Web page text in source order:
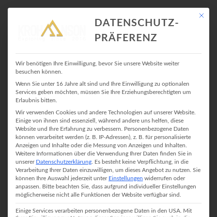
KLETTERSTEIG
TOURENBERICHT
TEGELBERGSTEIG KLETTERSTEIG
18. Juni 2017InKlettersteig No Comment
Der Tegelbergsteig. Sagenumwoben und Erfurchtsgebietend. Viel
hat man gehört über ihn: „Jedes Wochenende fischt die Bergrettung
jemanden aus dem Steig.“ „Eigentlich ein Kategorie D Steig.“ „Nix für
Mit
DATENSCHUTZ-
PRÄFERENZ
Wir benötigen Ihre Einwilligung, bevor Sie unsere Website weiter
besuchen können.
Wenn Sie unter 16 Jahre alt sind und Ihre Einwilligung zu optionalen
Services geben möchten, müssen Sie Ihre Erziehungsberechtigten um
Erlaubnis bitten.
Wir verwenden Cookies und andere Technologien auf unserer Website.
Einige von ihnen sind essenziell, während andere uns helfen, diese
Website und Ihre Erfahrung zu verbessern.
Personenbezogene Daten
können verarbeitet werden (z. B. IP-Adressen), z. B. für personalisierte
Anzeigen und Inhalte oder die Messung von Anzeigen und Inhalten.
Weitere Informationen über die Verwendung Ihrer Daten finden Sie in
unserer Datenschutzerklärung Es besteht keine Verpflichtung, in die
Verarbeitung Ihrer Daten einzuwilligen, um dieses Angebot zu nutzen. Sie
können Ihre Auswahl jederzeit unter Einstellungen widerrufen oder
anpassen.
Bitte beachten Sie, dass aufgrund individueller Einstellungen
möglicherweise nicht alle Funktionen der Website verfügbar sind.
Einige Services verarbeiten personenbezogene Daten in den USA. Mit